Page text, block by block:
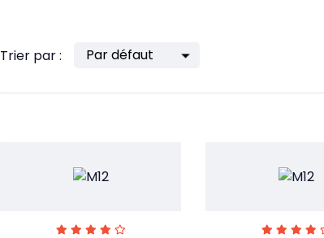
Trier par :